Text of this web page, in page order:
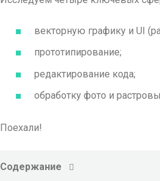
векторную графику и UI
прототипирование;
редактирование кода;
обработку фото и
Поехали!
Содержание